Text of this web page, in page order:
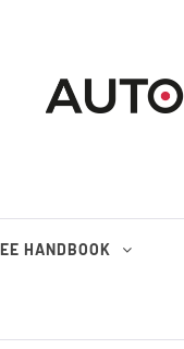
HANDBOOK